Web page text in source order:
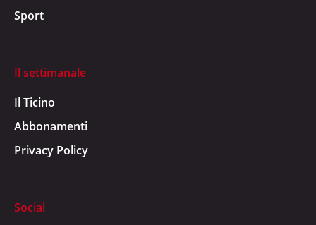
Sport
Il settimanale
Il Ticino
Abbonamenti
Privacy Policy
Social